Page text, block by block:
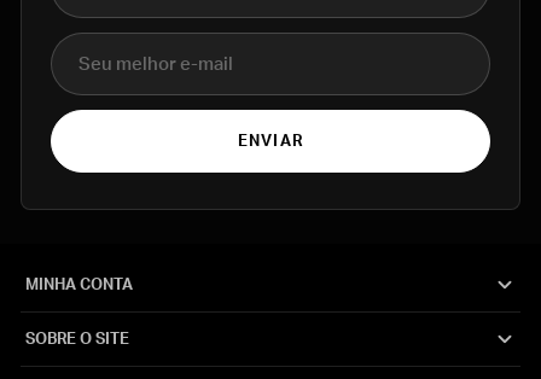
E-mail
ENVIAR
MINHA CONTA
SOBRE O SITE